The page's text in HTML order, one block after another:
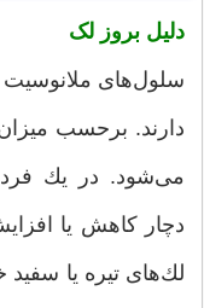
دلیل بروز لک
سلول‌های ملانوسیت
دارند. برحسب
می‌شود. در یك
دچار كاهش یا
لك‌های تیره یا